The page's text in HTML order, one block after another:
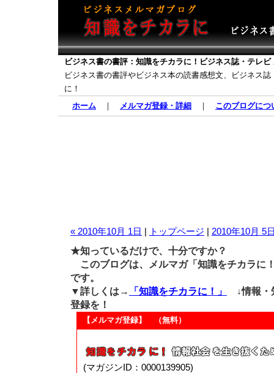
ビジネス書の書評：知識をチカラに！ビジネス誌・テレビ
ビジネス書の書評やビジネス本の読書感想文、ビジネス
に！
ホーム ｜ メルマガ登録・詳細 ｜ このブログにつ
« 2010年10月 1日 | トップページ | 2010年10月 5
★知っているだけで、十分ですか？
このブログは、メルマガ「知識をチカラに
です。
▼詳しくは→
「知識をチカラに！」
↓情報・
登録を！
【メルマガ登録】 （無料）
(マガジンID：0000139905)